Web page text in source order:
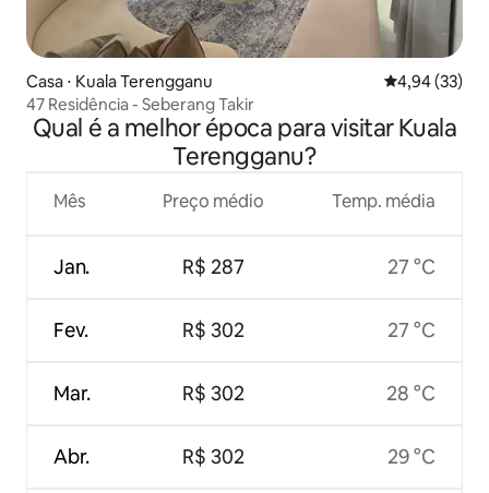
Casa ⋅ Kuala Terengganu 4,94 de uma
4,94 (33)
47 Residência - Seberang Takir
Qual é a melhor época para visitar Kuala
Terengganu?
Mês
Jan.
Fev.
Mar.
Abr.
Preço médio
R$ 287
R$ 302
R$ 302
R$ 302
Temp. média
27 °C
27 °C
28 °C
29 °C